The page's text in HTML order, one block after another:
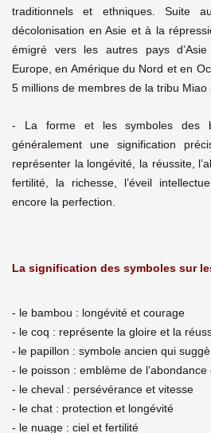
traditionnels et ethniques. Suite
décolonisation en Asie et à la
émigré vers les autres pays
Europe, en Amérique du Nord et en
5 millions de membres de la tribu Miao
- La forme et les symboles des
généralement une signification
représenter la longévité, la réussite,
fertilité, la richesse, l’éveil
encore la perfection.
La signification des symboles sur
- le bambou : longévité et courage
- le coq : représente la gloire et la
- le papillon : symbole ancien qui
- le poisson : emblème de
- le cheval : persévérance et vitesse
- le chat : protection et longévité
- le nuage : ciel et fertilité